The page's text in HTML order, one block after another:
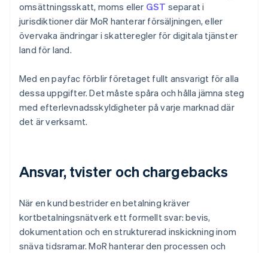
omsättningsskatt, moms eller GST separat i
jurisdiktioner där MoR hanterar försäljningen, eller
övervaka ändringar i skatteregler för digitala tjänster
land för land.
Med en payfac förblir företaget fullt ansvarigt för alla
dessa uppgifter. Det måste spåra och hålla jämna steg
med efterlevnadsskyldigheter på varje marknad där
det är verksamt.
Ansvar, tvister och chargebacks
När en kund bestrider en betalning kräver
kortbetalningsnätverk ett formellt svar: bevis,
dokumentation och en strukturerad inskickning inom
snäva tidsramar. MoR hanterar den processen och